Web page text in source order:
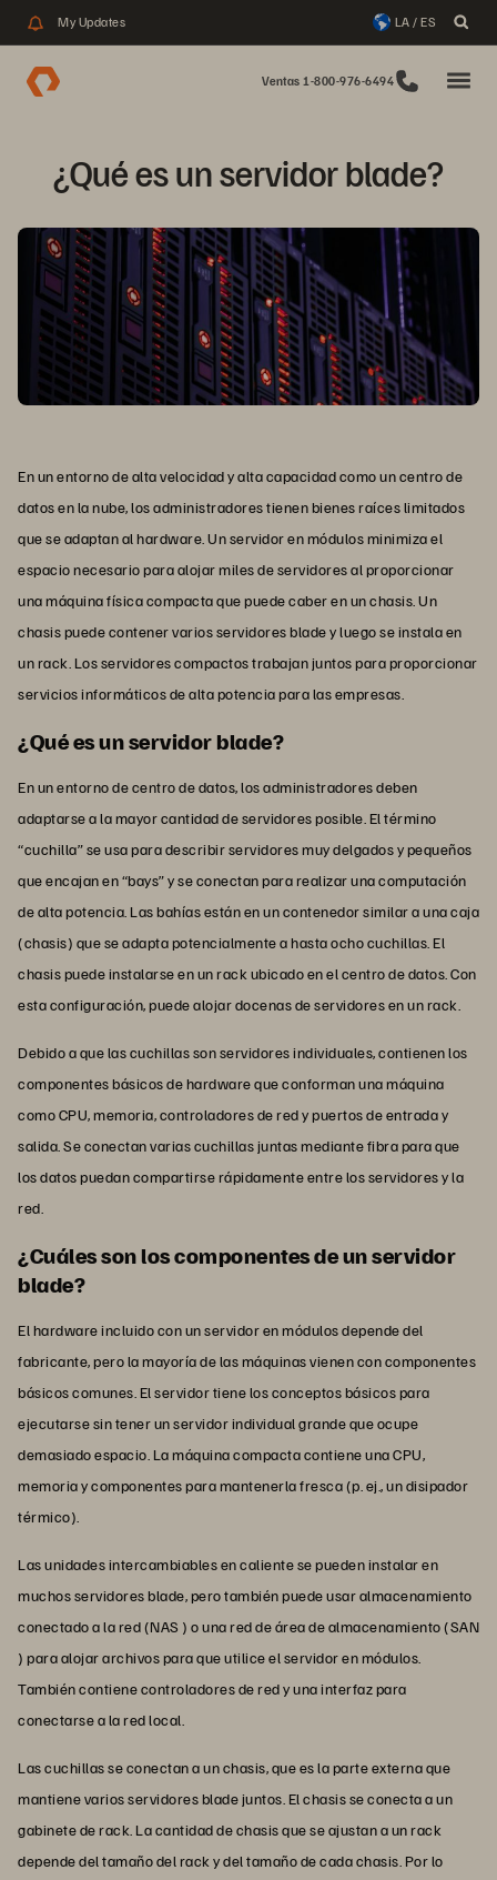
My Updates LA / ES
Ventas 1-800-976-6494
¿Qué es un servidor blade?
En un entorno de alta velocidad y alta capacidad como un centro de
datos en la nube, los administradores tienen bienes raíces limitados
que se adaptan al hardware. Un servidor en módulos minimiza el
espacio necesario para alojar miles de servidores al proporcionar
una máquina física compacta que puede caber en un chasis. Un
chasis puede contener varios servidores blade y luego se instala en
un rack. Los servidores compactos trabajan juntos para proporcionar
servicios informáticos de alta potencia para las empresas.
¿Qué es un servidor blade?
En un entorno de centro de datos, los administradores deben
adaptarse a la mayor cantidad de servidores posible. El término
“cuchilla” se usa para describir servidores muy delgados y pequeños
que encajan en “bays” y se conectan para realizar una computación
de alta potencia. Las bahías están en un contenedor similar a una caja
(chasis) que se adapta potencialmente a hasta ocho cuchillas. El
chasis puede instalarse en un rack ubicado en el centro de datos. Con
esta configuración, puede alojar docenas de servidores en un rack.
Debido a que las cuchillas son servidores individuales, contienen los
componentes básicos de hardware que conforman una máquina
como CPU, memoria, controladores de red y puertos de entrada y
salida. Se conectan varias cuchillas juntas mediante fibra para que
los datos puedan compartirse rápidamente entre los servidores y la
red.
¿Cuáles son los componentes de un servidor
blade?
El hardware incluido con un servidor en módulos depende del
fabricante, pero la mayoría de las máquinas vienen con componentes
básicos comunes. El servidor tiene los conceptos básicos para
ejecutarse sin tener un servidor individual grande que ocupe
demasiado espacio. La máquina compacta contiene una CPU,
memoria y componentes para mantenerla fresca (p. ej., un disipador
térmico).
Las unidades intercambiables en caliente se pueden instalar en
muchos servidores blade, pero también puede usar almacenamiento
conectado a la red (NAS ) o una red de área de almacenamiento (SAN
) para alojar archivos para que utilice el servidor en módulos.
También contiene controladores de red y una interfaz para
conectarse a la red local.
Las cuchillas se conectan a un chasis, que es la parte externa que
mantiene varios servidores blade juntos. El chasis se conecta a un
gabinete de rack. La cantidad de chasis que se ajustan a un rack
depende del tamaño del rack y del tamaño de cada chasis. Por lo